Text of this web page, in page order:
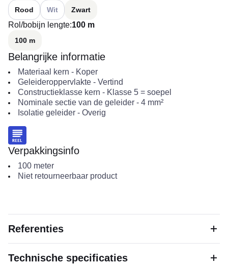
Rood
Andere varianten (Huidige combinatie niet mogelijk)
Wit Zwart
Rol/bobijn lengte:100 m
100 m
Belangrijke informatie
Materiaal kern - Koper
Geleideroppervlakte- Vertind
Constructieklasse kern - Klasse 5 = soepel
Nominale sectie van de geleider- 4 mm²
Isolatie geleider- Overig
Verpakkingsinfo
100 meter
Niet retourneerbaar product
Referenties
Technische specificaties